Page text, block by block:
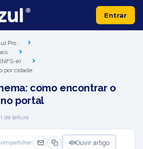
Entrar
Pro
e)
por cidade
como encontrar o
no portal
de leitura
Ouvir artigo